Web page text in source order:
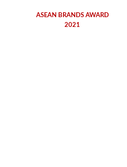
ASEAN BRANDS AWARD
2021